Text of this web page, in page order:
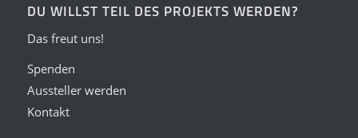
DU WILLST TEIL DES PROJEKTS WERDEN?
Das freut uns!
Spenden
Aussteller werden
Kontakt